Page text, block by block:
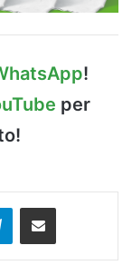
!
per
TelegramCondividi via Email